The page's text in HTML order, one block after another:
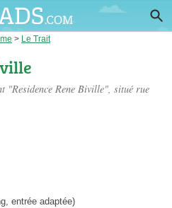
> Le Trait
"Residence Rene Biville", situé rue
entrée adaptée)